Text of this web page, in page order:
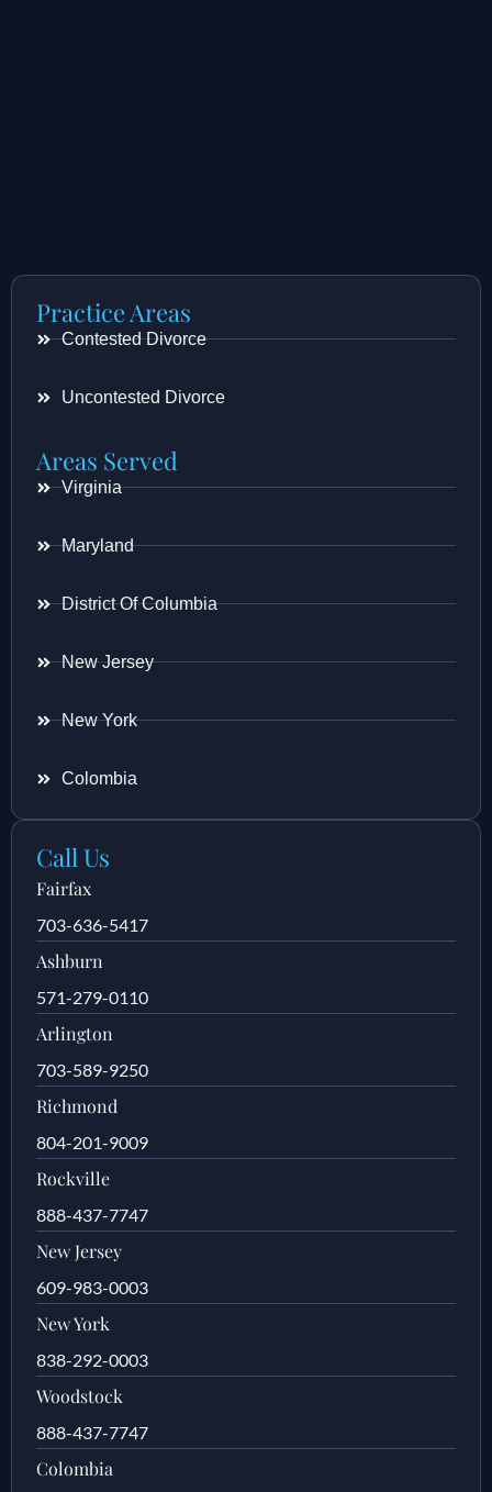
Practice Areas
Contested Divorce
Uncontested Divorce
Areas Served
Virginia
Maryland
District Of Columbia
New Jersey
New York
Colombia
Call Us
Fairfax
703-636-5417
Ashburn
571-279-0110
Arlington
703-589-9250
Richmond
804-201-9009
Rockville
888-437-7747
New Jersey
609-983-0003
New York
838-292-0003
Woodstock
888-437-7747
Colombia